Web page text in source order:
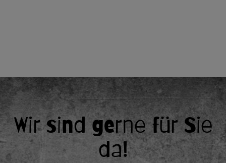
Wir sind gerne für Sie
da!